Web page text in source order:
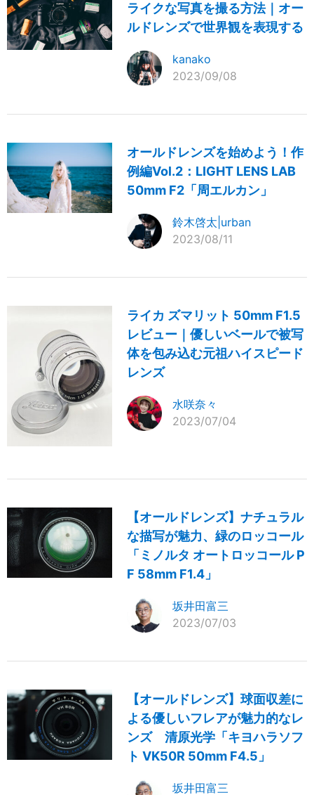
ライクな写真を撮る方法｜オー
ルドレンズで世界観を表現する
kanako
2023/09/08
オールドレンズを始めよう！作
例編Vol.2：LIGHT LENS LAB
50mm F2「周エルカン」
鈴木啓太|urban
2023/08/11
ライカ ズマリット 50mm F1.5
レビュー｜優しいベールで被写
体を包み込む元祖ハイスピード
レンズ
水咲奈々
2023/07/04
【オールドレンズ】ナチュラル
な描写が魅力、緑のロッコール
「ミノルタ オートロッコール P
F 58mm F1.4」
坂井田富三
2023/07/03
【オールドレンズ】球面収差に
よる優しいフレアが魅力的なレ
ンズ 清原光学「キヨハラソフ
ト VK50R 50mm F4.5」
坂井田富三